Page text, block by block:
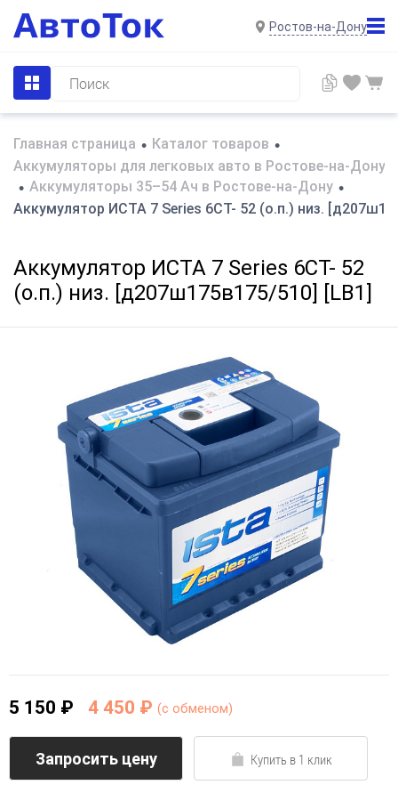
Ростов-на-Дону
Главная страница • Каталог товаров •
Аккумуляторы для легковых авто в Ростове-на-Дону
• Аккумуляторы 35–54 Ач в Ростове-на-Дону •
Аккумулятор ИСТА 7 Series 6СТ- 52 (о.п.) низ.
Аккумулятор ИСТА 7 Series 6СТ- 52
(о.п.) низ. [д207ш175в175/510] [LB1]
5 150 ₽ 4 450 ₽ (c обменом)
Запросить цену Купить в 1 клик